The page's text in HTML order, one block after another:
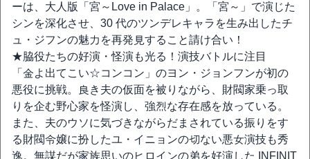
ーは、大人版「宮～Love in Palace」。「宮～」で演じた
シンを深化させ、30 代のツンデレキャラを生み出したチ
ュ・ジフンの魅力を再発見すること請け合い！
★脇役たちの好演・怪演も光る！演技バトルに注目
「金よ出てこい☆コンコン」のヨン・ジョンフンが初の
悪役に挑戦。良き夫の仮面を被りながら、財閥家乗っ取
りを企む野心家を怪演し、強烈な存在感を放っている。
また、夫のウソに気づきながらだまされている振りをす
る財閥令嬢に扮したユ・イニョンの切ない悪女演技も秀
逸。無謀だが家族思いのヒロインの弟を好演した INFINIT